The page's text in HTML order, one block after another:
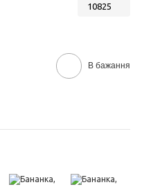
10825
В бажання